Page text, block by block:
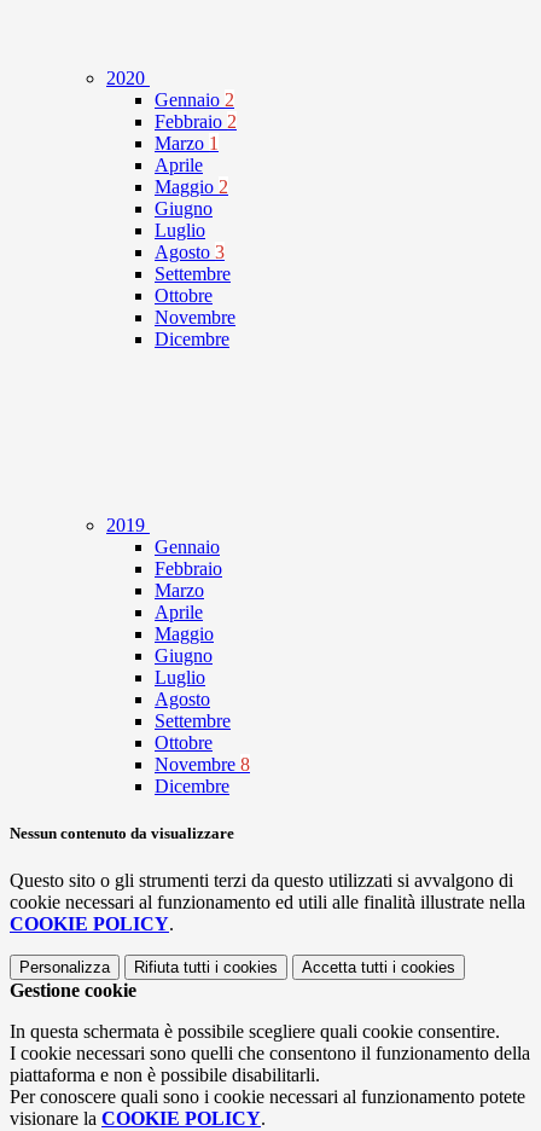
2020
Gennaio 2
Febbraio 2
Marzo 1
Aprile
Maggio 2
Giugno
Luglio
Agosto 3
Settembre
Ottobre
Novembre
Dicembre
2019
Gennaio
Febbraio
Marzo
Aprile
Maggio
Giugno
Luglio
Agosto
Settembre
Ottobre
Novembre 8
Dicembre
Nessun contenuto da visualizzare
Questo sito o gli strumenti terzi da questo utilizzati si avvalgono di
cookie necessari al funzionamento ed utili alle finalità illustrate nella
COOKIE POLICY.
Personalizza Rifiuta tutti i cookies Accetta tutti i cookies
Gestione cookie
In questa schermata è possibile scegliere quali cookie consentire.
I cookie necessari sono quelli che consentono il funzionamento della
piattaforma e non è possibile disabilitarli.
Per conoscere quali sono i cookie necessari al funzionamento potete
visionare la COOKIE POLICY.